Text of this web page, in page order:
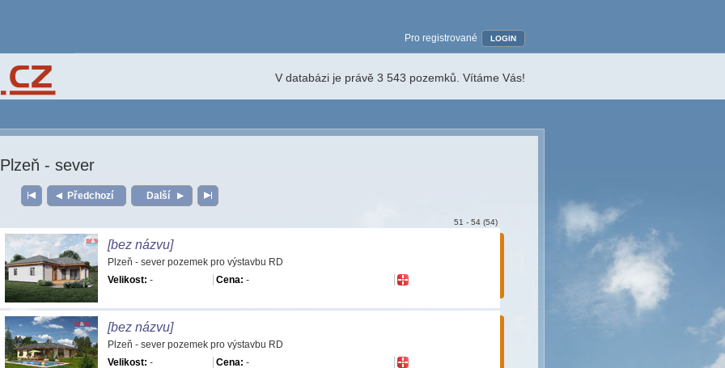
Pro registrované LOGIN
V databázi je právě 3 543 pozemků. Vítáme Vás!
Plzeň - sever
Předchozí Další
51 - 54 (54)
[bez názvu]
Plzeň - sever pozemek pro výstavbu RD
Velikost: - Cena: -
[bez názvu]
Plzeň - sever pozemek pro výstavbu RD
Velikost: - Cena: -